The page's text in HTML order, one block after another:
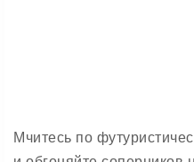
Мчитесь по